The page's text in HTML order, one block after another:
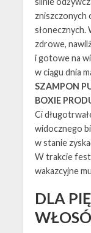
zniszczonych
słonecznych.
zdrowe,
i gotowe na
w ciągu dnia
SZAMPON
BOXIE
Ci
widocznego
w stanie
W trakcie
wakazcyjne
DLA